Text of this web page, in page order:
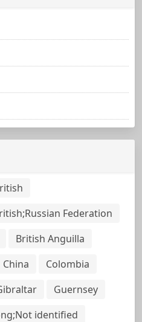
Federation
British Anguilla
China
Colombia
Guernsey
identified